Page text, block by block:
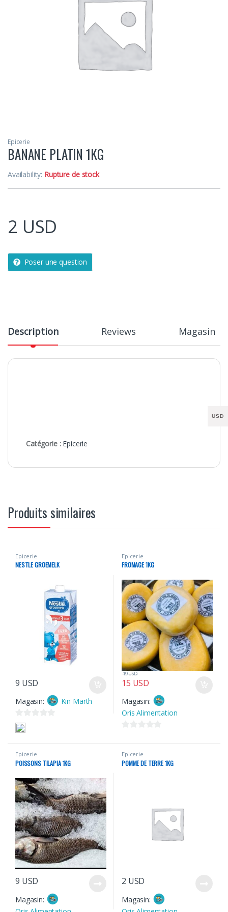
Epicerie
BANANE PLATIN 1KG
Availability: Rupture de stock
2 USD
Poser une question
Description Reviews Magasin
Catégorie : Epicerie
Produits similaires
Epicerie
NESTLE GROEMELK
9 USD
Magasin: Kin Marth
0
s
r
5
Epicerie
FROMAGE 1KG
15 USD
19USD
Magasin:
Oris Alimentation
u
Epicerie
POISSONS TILAPIA 1KG
9 USD
Magasin:
Epicerie
POMME DE TERRE 1KG
2 USD
Magasin:
USD